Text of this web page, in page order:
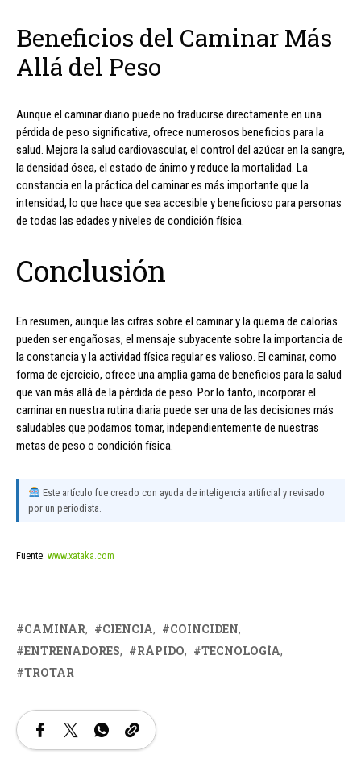
Beneficios del Caminar Más
Allá del Peso
Aunque el caminar diario puede no traducirse directamente en una
pérdida de peso significativa, ofrece numerosos beneficios para la
salud. Mejora la salud cardiovascular, el control del azúcar en la sangre,
la densidad ósea, el estado de ánimo y reduce la mortalidad. La
constancia en la práctica del caminar es más importante que la
intensidad, lo que hace que sea accesible y beneficioso para personas
de todas las edades y niveles de condición física.
Conclusión
En resumen, aunque las cifras sobre el caminar y la quema de calorías
pueden ser engañosas, el mensaje subyacente sobre la importancia de
la constancia y la actividad física regular es valioso. El caminar, como
forma de ejercicio, ofrece una amplia gama de beneficios para la salud
que van más allá de la pérdida de peso. Por lo tanto, incorporar el
caminar en nuestra rutina diaria puede ser una de las decisiones más
saludables que podamos tomar, independientemente de nuestras
metas de peso o condición física.
Este artículo fue creado con ayuda de inteligencia artificial y revisado
por un periodista.
Fuente: www.xataka.com
CAMINAR CIENCIA
COINCIDEN
ENTRENADORES
RÁPIDO
TECNOLOGÍA
TROTAR